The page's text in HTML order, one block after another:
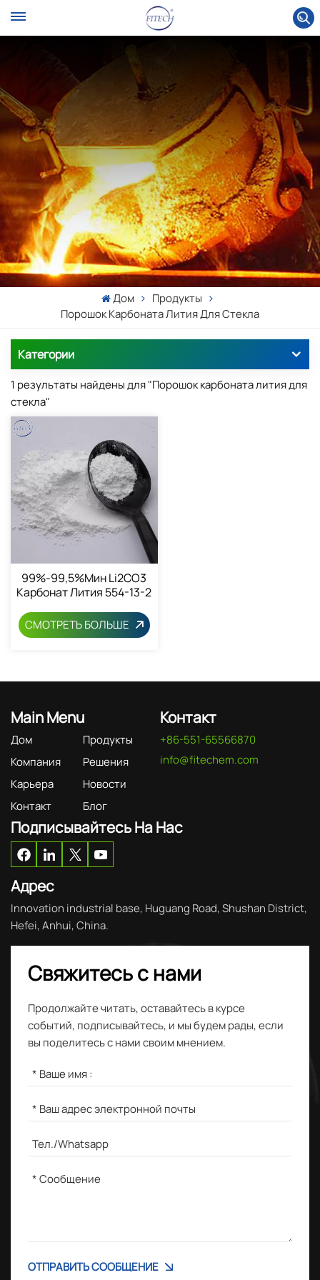
Дом
Продукты
Порошок Карбоната Лития Для Стекла
Категории
1 результаты найдены для "Порошок карбоната лития для
стекла"
99%-99,5%мин Li2CO3
Карбонат Лития 554-13-2
СМОТРЕТЬ БОЛЬШЕ
Main Menu
Дом
Продукты
Компания
Решения
Карьера
Новости
Контакт
Блог
Контакт
+86-551-65566870
info@fitechem.com
Подписывайтесь На Нас
Адрес
Innovation industrial base, Huguang Road, Shushan District,
Hefei, Anhui, China.
Свяжитесь с нами
Продолжайте читать, оставайтесь в курсе
событий, подписывайтесь, и мы будем рады, если
вы поделитесь с нами своим мнением.
ОТПРАВИТЬ СООБЩЕНИЕ